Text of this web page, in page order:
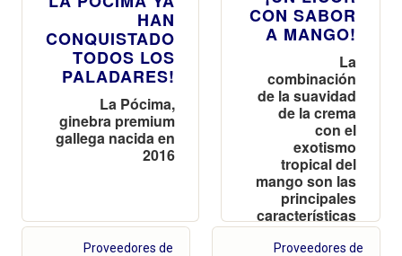
HAN
CONQUISTADO
TODOS LOS
PALADARES!
La Pócima,
ginebra premium
gallega nacida en
2016
CON SABOR
A MANGO!
La
combinación
de la suavidad
de la crema
con el
exotismo
tropical del
mango son las
principales
características
de este
sorprendente
Proveedores de
Proveedores de